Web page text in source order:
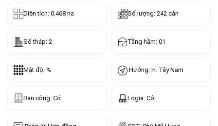
Diện tích: 0.468 ha Số lượng: 242 căn
Số tháp: 2 Tầng hầm: 01
Mật độ: % Hướng: H. Tây Nam
Ban công: Có Logia: Có